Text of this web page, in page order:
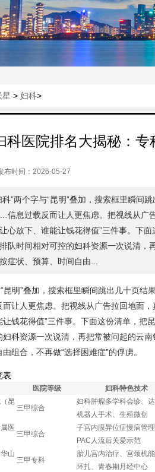
星 > 妇科>
科医院排名大揭秘：
布时间：2026-05-27
科”两个字与“昆明”叠加，搜索框里瞬间
息过载反而让人更焦虑。把视线从广
心放下、谁能让钱花得值”三件事。下
队时间相对可控的妇科资源一次说清，
症状、预算、时间自由...
“昆明”叠加，搜索框里瞬间跳出几十页
让人更焦虑。把视线从广告拉回地面，
钱花得值”三件事。下面这份清单，把
妇科资源一次说清，再把常被问起的云
组合，不再做“选择困难症”的俘虏。
表
医院等级 妇科特色技术
昆
三甲综合
妇科肿瘤多学科会诊、
机器人手术、生殖微创
医
三甲综合
子宫内膜异位症慢病管理
PAC人流后关爱示范
山
三甲专科
胎儿宫内治疗、宫颈机
环扎、青春期月经中心